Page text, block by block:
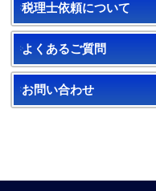
税理士依頼について
よくあるご質問
お問い合わせ